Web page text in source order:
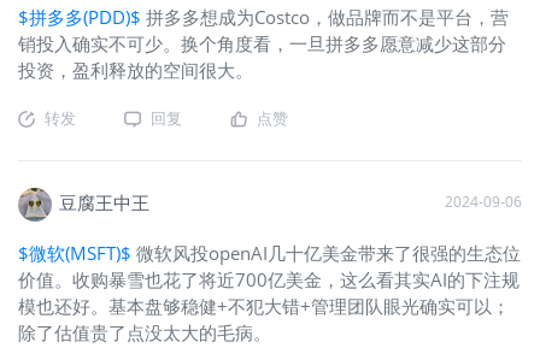
$拼多多(PDD)$ 拼多多想成为Costco，做品牌而不是平台，营
销投入确实不可少。换个角度看，一旦拼多多愿意减少这部分
投资，盈利释放的空间很大。
转发 回复 点赞
豆腐王中王 2024-09-06
$微软(MSFT)$ 微软风投openAI几十亿美金带来了很强的生态位
价值。收购暴雪也花了将近700亿美金，这么看其实AI的下注规
模也还好。基本盘够稳健+不犯大错+管理团队眼光确实可以；
除了估值贵了点没太大的毛病。